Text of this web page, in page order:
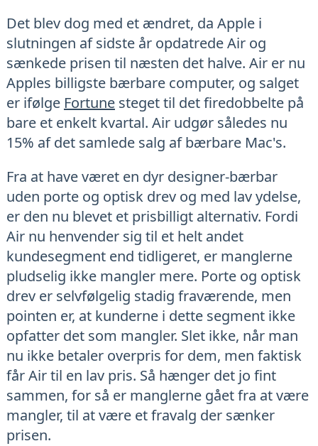
Det blev dog med et ændret, da Apple i
slutningen af sidste år opdatrede Air og
sænkede prisen til næsten det halve. Air er nu
Apples billigste bærbare computer, og salget
er ifølge Fortunesteget til det firedobbelte på
bare et enkelt kvartal. Air udgør således nu
15% af det samlede salg af bærbare Mac's.
Fra at have været en dyr designer-bærbar
uden porte og optisk drev og med lav ydelse,
er den nu blevet et prisbilligt alternativ. Fordi
Air nu henvender sig til et helt andet
kundesegment end tidligeret, er manglerne
pludselig ikke mangler mere. Porte og optisk
drev er selvfølgelig stadig fraværende, men
pointen er, at kunderne i dette segment ikke
opfatter det som mangler. Slet ikke, når man
nu ikke betaler overpris for dem, men faktisk
får Air til en lav pris. Så hænger det jo fint
sammen, for så er manglerne gået fra at være
mangler, til at være et fravalg der sænker
prisen.